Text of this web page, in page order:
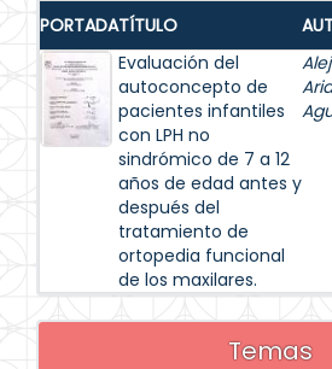
PORTADATÍTULO
Evaluación del
autoconcepto de
pacientes infantiles
con LPH no
sindrómico de 7 a 12
años de edad antes y
después del
tratamiento de
ortopedia funcional
de los maxilares.
Temas